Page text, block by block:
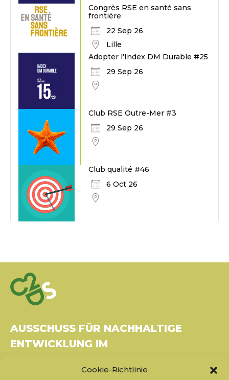
Cookie-Richtlinie
Congrès RSE en santé sans
frontière
22 Sep 26
Lille
Adopter l'Index DM Durable #25
29 Sep 26
Club RSE Outre-Mer #3
29 Sep 26
Club qualité #46
6 Oct 26
AUSSCHUSS FÜR NACHHALTIGE
ENTWICKLUNG IM